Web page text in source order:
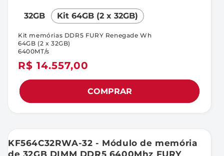
32GB Kit 64GB (2 x 32GB)
Preço
normal
R$ 14.557,00
Kit memórias DDR5 FURY Renegade Wh
64GB (2 x 32GB)
6400MT/s
COMPRAR
KF564C32RWA-32 - Módulo de memória